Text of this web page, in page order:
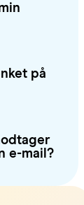
på
e-mail?